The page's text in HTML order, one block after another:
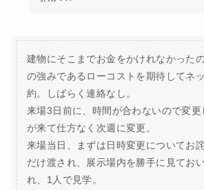
建物にそこまでお金をかけれなかった
の強みであるローコストを期待してネ
約。しばらく連絡なし。
来場3日前に、時間が合わないので変
が来て仕方なく次週に変更。
来場当日、まずは日時変更についてお
だけ渡され、展示場内を勝手に見てお
れ、1人で見学。